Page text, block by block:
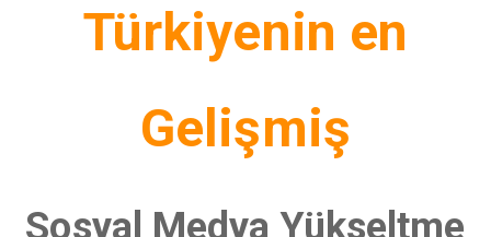
Türkiyenin en
Gelişmiş
Sosyal Medya Yükseltme